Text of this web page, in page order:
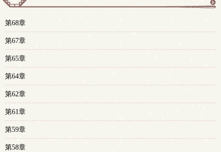
第68章
第67章
第65章
第64章
第62章
第61章
第59章
第58章